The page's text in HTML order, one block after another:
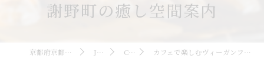
謝野町の癒し空間案内
京都府京都駅周辺のカフェならOMOFU JOURNAL COLUMN カフェで楽しむヴィーガンフードと京都府京都市南区与謝郡与謝野町の癒し空間案内